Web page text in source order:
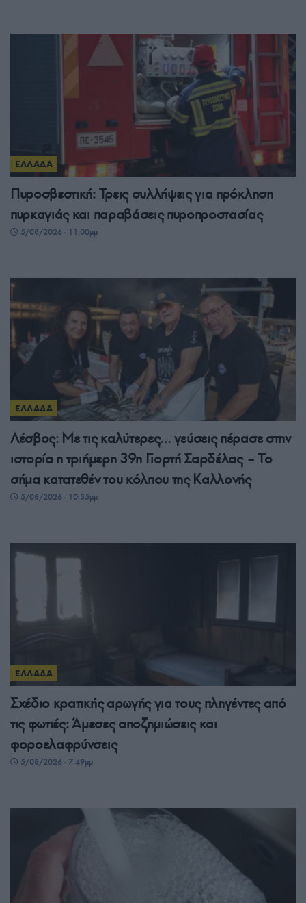
ΕΛΛΑΔΑ
Πυροσβεστική: Τρεις συλλήψεις για πρόκληση
πυρκαγιάς και παραβάσεις πυροπροστασίας
5/08/2026 - 11:00μμ
ΕΛΛΑΔΑ
Λέσβος: Με τις καλύτερες… γεύσεις πέρασε στην
ιστορία η τριήμερη 39η Γιορτή Σαρδέλας – Το
σήμα κατατεθέν του κόλπου της Καλλονής
5/08/2026 - 10:35μμ
ΕΛΛΑΔΑ
Σχέδιο κρατικής αρωγής για τους πληγέντες από
τις φωτιές: Άμεσες αποζημιώσεις και
φοροελαφρύνσεις
5/08/2026 - 7:49μμ